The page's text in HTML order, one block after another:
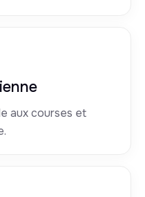
aux courses et